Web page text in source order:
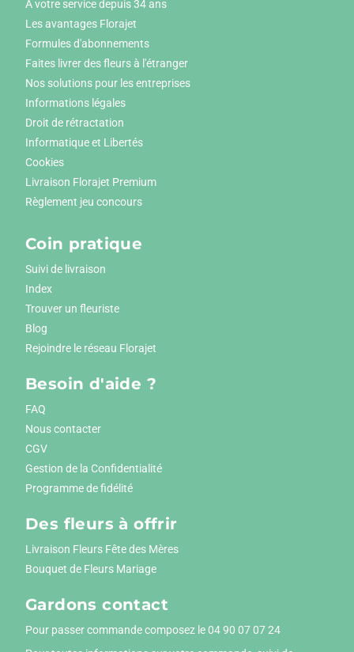
A votre service depuis 34 ans
Les avantages Florajet
Formules d'abonnements
Faites livrer des fleurs à l'étranger
Nos solutions pour les entreprises
Informations légales
Droit de rétractation
Informatique et Libertés
Cookies
Livraison Florajet Premium
Règlement jeu concours
Coin pratique
Suivi de livraison
Index
Trouver un fleuriste
Blog
Rejoindre le réseau Florajet
Besoin d'aide ?
FAQ
Nous contacter
CGV
Gestion de la Confidentialité
Programme de fidélité
Des fleurs à offrir
Livraison Fleurs Fête des Mères
Bouquet de Fleurs Mariage
Gardons contact
Pour passer commande composez le04 90 07 07 24